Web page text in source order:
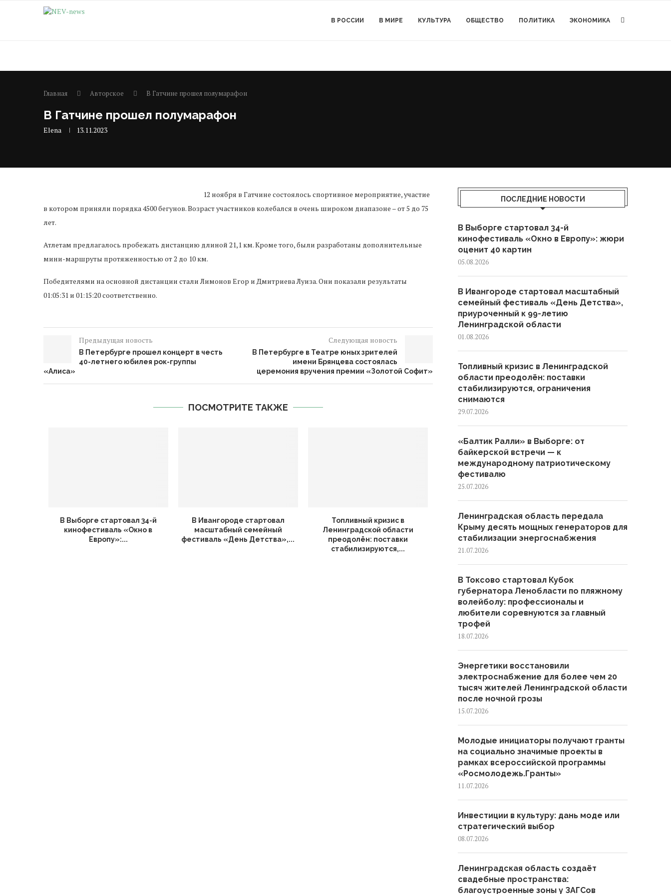
В РОССИИ В МИРЕ КУЛЬТУРА ОБЩЕСТВО ПОЛИТИКА ЭКОНОМИКА
Главная Авторское В Гатчине прошел полумарафон
В Гатчине прошел полумарафон
Elena 13.11.2023
12 ноября в Гатчине состоялось спортивное мероприятие, участие
в котором приняли порядка 4500 бегунов. Возраст участников колебался в очень широком диапазоне – от 5 до 75
лет.
Атлетам предлагалось пробежать дистанцию длиной 21,1 км. Кроме того, были разработаны дополнительные
мини-маршруты протяженностью от 2 до 10 км.
Победителями на основной дистанции стали Лимонов Егор и Дмитриева Луиза. Они показали результаты
01:05:31 и 01:15:20 соответственно.
Предыдущая новость
В Петербурге прошел концерт в честь
40-летнего юбилея рок-группы
«Алиса»
Следующая новость
В Петербурге в Театре юных зрителей
имени Брянцева состоялась
церемония вручения премии «Золотой Софит»
ПОСМОТРИТЕ ТАКЖЕ
В Выборге стартовал 34-й
кинофестиваль «Окно в
Европу»:...
В Ивангороде стартовал
масштабный семейный
фестиваль «День Детства»,...
Топливный кризис в
Ленинградской области
преодолён: поставки
стабилизируются,...
ПОСЛЕДНИЕ НОВОСТИ
В Выборге стартовал 34-й
кинофестиваль «Окно в Европу»: жюри
оценит 40 картин
05.08.2026
В Ивангороде стартовал масштабный
семейный фестиваль «День Детства»,
приуроченный к 99-летию
Ленинградской области
01.08.2026
Топливный кризис в Ленинградской
области преодолён: поставки
стабилизируются, ограничения
снимаются
29.07.2026
«Балтик Ралли» в Выборге: от
байкерской встречи — к
международному патриотическому
фестивалю
25.07.2026
Ленинградская область передала
Крыму десять мощных генераторов для
стабилизации энергоснабжения
21.07.2026
В Токсово стартовал Кубок
губернатора Ленобласти по пляжному
волейболу: профессионалы и
любители соревнуются за главный
трофей
18.07.2026
Энергетики восстановили
электроснабжение для более чем 20
тысяч жителей Ленинградской области
после ночной грозы
15.07.2026
Молодые инициаторы получают гранты
на социально значимые проекты в
рамках всероссийской программы
«Росмолодежь.Гранты»
11.07.2026
Инвестиции в культуру: дань моде или
стратегический выбор
08.07.2026
Ленинградская область создаёт
свадебные пространства:
благоустроенные зоны у ЗАГСов